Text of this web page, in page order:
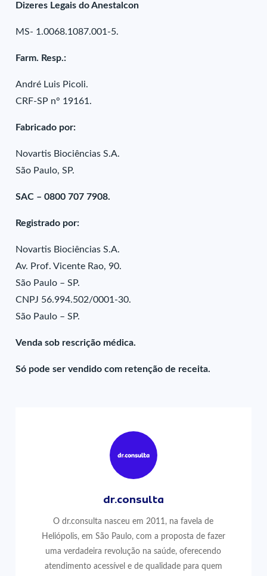
Dizeres Legais do Anestalcon
MS- 1.0068.1087.001-5.
Farm. Resp.:
André Luis Picoli.
CRF-SP n° 19161.
Fabricado por:
Novartis Biociências S.A.
São Paulo, SP.
SAC – 0800 707 7908.
Registrado por:
Novartis Biociências S.A.
Av. Prof. Vicente Rao, 90.
São Paulo – SP.
CNPJ 56.994.502/0001-30.
São Paulo – SP.
Venda sob rescrição médica.
Só pode ser vendido com retenção de receita.
dr.consulta
O dr.consulta nasceu em 2011, na favela de
Heliópolis, em São Paulo, com a proposta de fazer
uma verdadeira revolução na saúde, oferecendo
atendimento acessível e de qualidade para quem